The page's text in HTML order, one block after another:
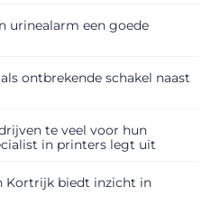
urinealarm een goede
ontbrekende schakel naast
te veel voor hun
in printers legt uit
Kortrijk biedt inzicht in